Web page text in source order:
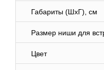
Габариты (ШхГ), см
Размер ниши для
Цвет